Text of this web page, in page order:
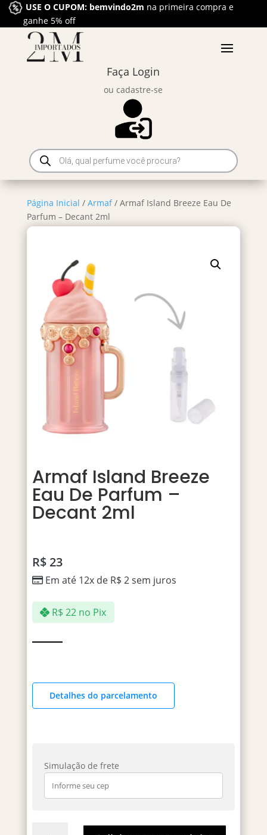
USE O CUPOM: bemvindo2m na primeira compra e
ganhe 5% off
Faça Login
ou cadastre-se
Pesquisar
produtos
Página Inicial / Armaf/ Armaf Island Breeze Eau De
Parfum – Decant 2ml
Armaf Island Breeze
Eau De Parfum –
Decant 2ml
R$23
Em até 12x de R$ 2sem juros
R$ 22 no Pix
Detalhes do parcelamento
Simulação de frete